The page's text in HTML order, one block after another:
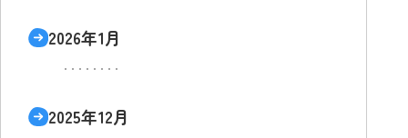
2026年1月
2025年12月